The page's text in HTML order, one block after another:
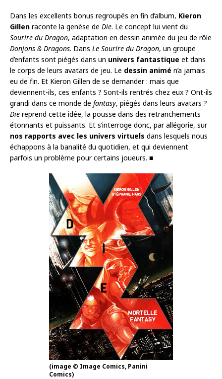
Dans les excellents bonus regroupés en fin d’album, Kieron
Gillen raconte la genèse de Die. Le concept lui vient du
Sourire du Dragon, adaptation en dessin animée du jeu de rôle
Donjons & Dragons. Dans Le Sourire du Dragon, un groupe
d’enfants sont piégés dans un univers fantastique et dans
le corps de leurs avatars de jeu. Le dessin animé n’a jamais
eu de fin. Et Kieron Gillen de se demander : mais que
deviennent-ils, ces enfants ? Sont-ils rentrés chez eux ? Ont-ils
grandi dans ce monde de fantasy, piégés dans leurs avatars ?
Die reprend cette idée, la pousse dans des retranchements
étonnants et puissants. Et s’interroge donc, par allégorie, sur
nos rapports avec les univers virtuels dans lesquels nous
échappons à la banalité du quotidien, et qui deviennent
parfois un problème pour certains joueurs. ■
(image © Image Comics, Panini
Comics)